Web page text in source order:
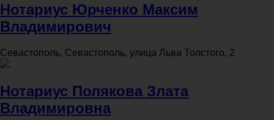
Нотариус Юрченко Максим
Владимирович
Севастополь, Севастополь, улица Льва Толстого, 2
Нотариус Полякова Злата
Владимировна